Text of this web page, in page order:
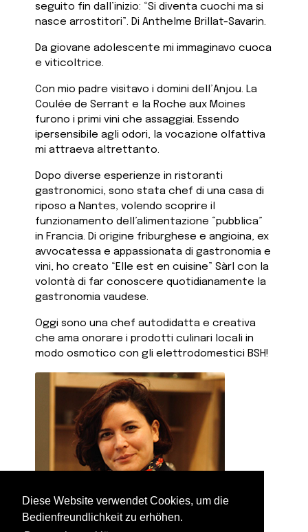
Diese Website verwendet Cookies, um die
Bedienfreundlichkeit zu erhöhen.
seguito fin dall’inizio: “Si diventa cuochi ma si
nasce arrostitori”. Di Anthelme Brillat-Savarin.
Da giovane adolescente mi immaginavo cuoca
e viticoltrice.
Con mio padre visitavo i domini dell’Anjou. La
Coulée de Serrant e la Roche aux Moines
furono i primi vini che assaggiai. Essendo
ipersensibile agli odori, la vocazione olfattiva
mi attraeva altrettanto.
Dopo diverse esperienze in ristoranti
gastronomici, sono stata chef di una casa di
riposo a Nantes, volendo scoprire il
funzionamento dell’alimentazione “pubblica”
in Francia. Di origine friburghese e angioina, ex
avvocatessa e appassionata di gastronomia e
vini, ho creato “Elle est en cuisine” Sàrl con la
volontà di far conoscere quotidianamente la
gastronomia vaudese.
Oggi sono una chef autodidatta e creativa
che ama onorare i prodotti culinari locali in
modo osmotico con gli elettrodomestici BSH!